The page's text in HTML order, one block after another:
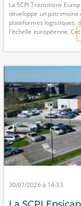
La SCPI Transitions
développe un patrimoine
plateformes logistiques,
l'échelle européenne.
30/07/2026 à 14:33